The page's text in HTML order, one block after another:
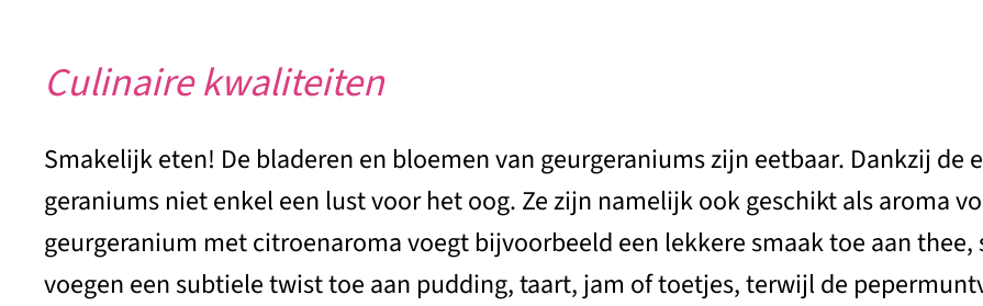
Culinaire kwaliteiten
Smakelijk eten! De bladeren en bloemen van geurgeraniums zijn eetbaar. Dankzij de
geraniums niet enkel een lust voor het oog. Ze zijn namelijk ook geschikt als aroma
geurgeranium met citroenaroma voegt bijvoorbeeld een lekkere smaak toe aan thee,
voegen een subtiele twist toe aan pudding, taart, jam of toetjes, terwijl de